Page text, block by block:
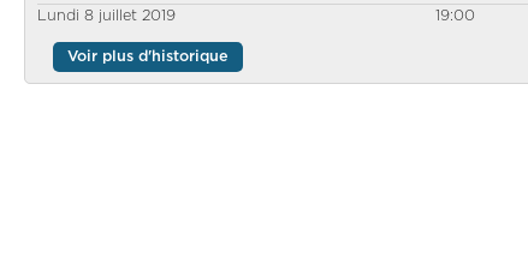
Lundi 8 juillet 2019
19:00
Voir plus d'historique